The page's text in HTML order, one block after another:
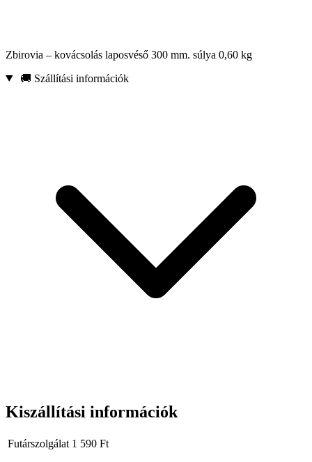
Zbirovia – kovácsolás laposvéső 300 mm. súlya 0,60 kg
🚚 Szállítási információk
Kiszállítási információk
Futárszolgálat 1 590 Ft